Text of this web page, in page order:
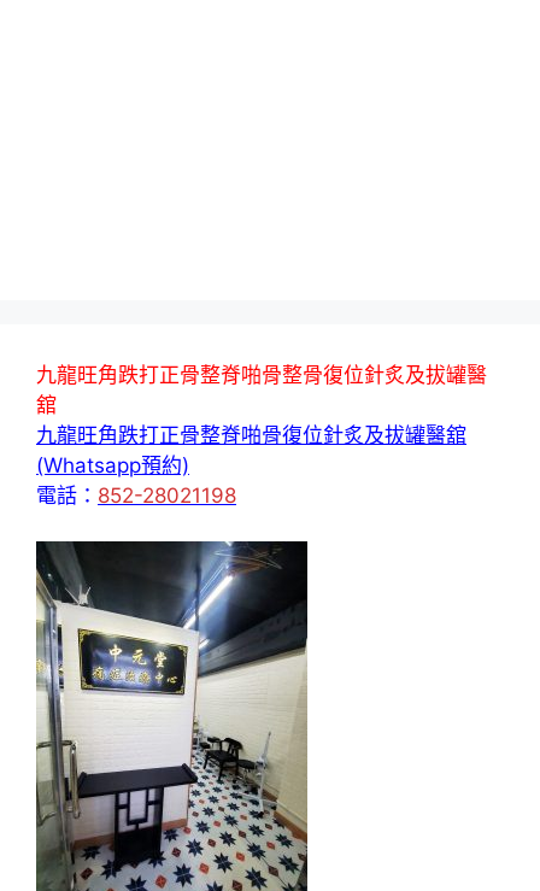
九龍旺角跌打正骨整脊啪骨整骨復位針炙及拔罐醫
舘
九龍旺角跌打正骨整脊啪骨復位針炙及拔罐醫舘
(Whatsapp預約)
電話： 852-28021198